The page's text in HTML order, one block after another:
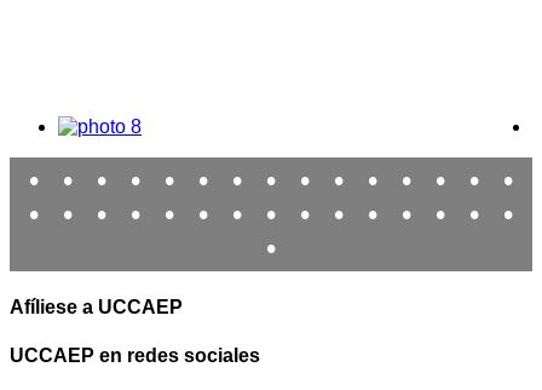
• • • • • • • • • • • • • •
•
•
• • • • • • • • • • • • •
•
•
Afíliese a UCCAEP
UCCAEP en redes sociales